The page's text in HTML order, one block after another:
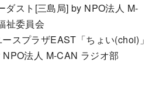
ダスト[三島局] by NPO法人 M-
祉委員会
スプラザEAST「ちょい(choi)」
法人 M-CAN ラジオ部